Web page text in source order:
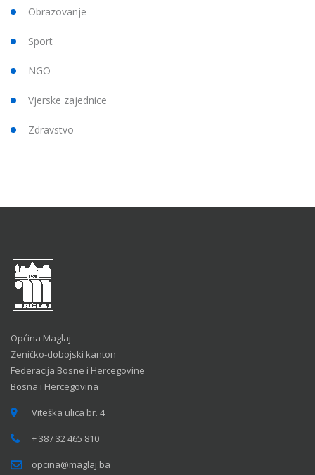
Obrazovanje
Sport
NGO
Vjerske zajednice
Zdravstvo
Općina Maglaj
Zeničko-dobojski kanton
Federacija Bosne i Hercegovine
Bosna i Hercegovina
Viteška ulica br. 4
+ 387 32 465 810
opcina@maglaj.ba